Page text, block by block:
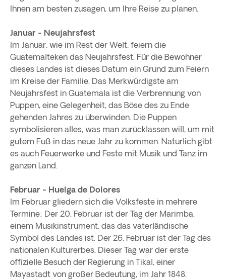
Ihnen am besten zusagen, um Ihre Reise zu planen.
Januar - Neujahrsfest
Im Januar, wie im Rest der Welt, feiern die
Guatemalteken das Neujahrsfest. Für die Bewohner
dieses Landes ist dieses Datum ein Grund zum Feiern
im Kreise der Familie. Das Merkwürdigste am
Neujahrsfest in Guatemala ist die Verbrennung von
Puppen, eine Gelegenheit, das Böse des zu Ende
gehenden Jahres zu überwinden. Die Puppen
symbolisieren alles, was man zurücklassen will, um mit
gutem Fuß in das neue Jahr zu kommen. Natürlich gibt
es auch Feuerwerke und Feste mit Musik und Tanz im
ganzen Land.
Februar - Huelga de Dolores
Im Februar gliedern sich die Volksfeste in mehrere
Termine: Der 20. Februar ist der Tag der Marimba,
einem Musikinstrument, das das vaterländische
Symbol des Landes ist. Der 26. Februar ist der Tag des
nationalen Kulturerbes. Dieser Tag war der erste
offizielle Besuch der Regierung in Tikal, einer
Mayastadt von großer Bedeutung, im Jahr 1848.